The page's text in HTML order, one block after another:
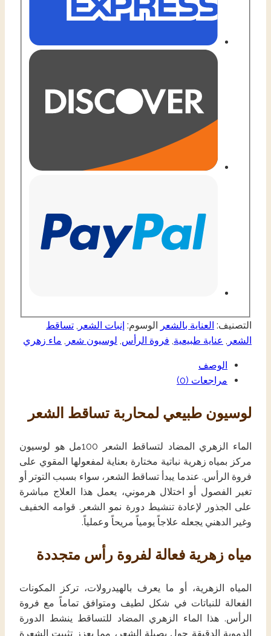
التصنيف: العناية بالشعر الوسوم: إنبات الشعر
تساقط
الشعر
عناية طبيعية فروة الرأس لوسيون شعر ماء زهري
الوصف
مراجعات (0)
لوسيون طبيعي لمحاربة تساقط الشعر
الماء الزهري المضاد لتساقط الشعر 100مل هو لوسيون
مركز بمياه زهرية نباتية مختارة بعناية لمفعولها المقوي على
فروة الرأس. عندما يبدأ تساقط الشعر، سواء بسبب التوتر أو
تغير الفصول أو اختلال هرموني، يعمل هذا العلاج مباشرة
على الجذور لإعادة تنشيط دورة نمو الشعر. قوامه الخفيف
وغير الدهني يجعله علاجاً يومياً مريحاً وعملياً.
مياه زهرية فعالة لفروة رأس متجددة
المياه الزهرية، أو ما يعرف بالهيدرولات، تركز المكونات
الفعالة للنباتات في شكل لطيف ومتوافق تماماً مع فروة
الرأس. هذا الماء الزهري المضاد للتساقط ينشط الدورة
الدموية الدقيقة حول بصيلة الشعر، مما يعزز تثبيت الشعرة